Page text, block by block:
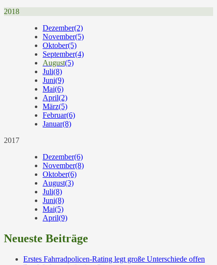
2018
Dezember(2)
November(5)
Oktober(5)
September(4)
August(5)
Juli(8)
Juni(9)
Mai(6)
April(2)
März(5)
Februar(6)
Januar(8)
2017
Dezember(6)
November(8)
Oktober(6)
August(3)
Juli(8)
Juni(8)
Mai(5)
April(9)
Neueste Beiträge
Erstes Fahrradpolicen-Rating legt große Unterschiede offen